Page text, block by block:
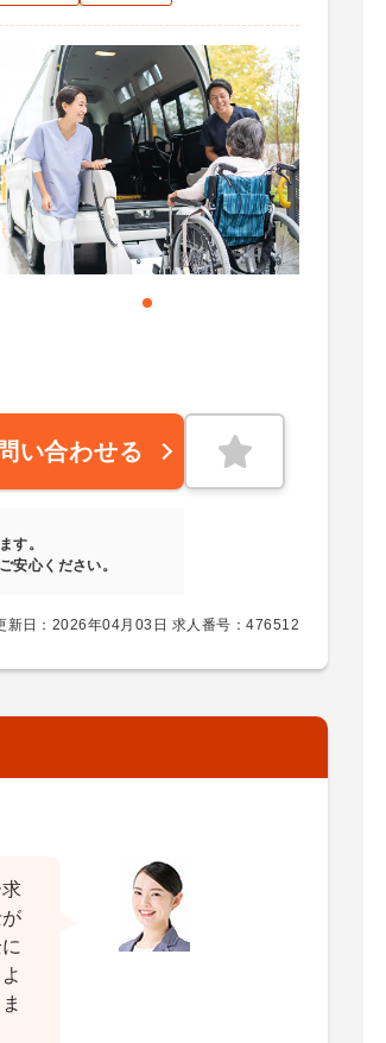
い合わせる
す。
安心ください。
新日：2026年04月03日 求人番号：476512